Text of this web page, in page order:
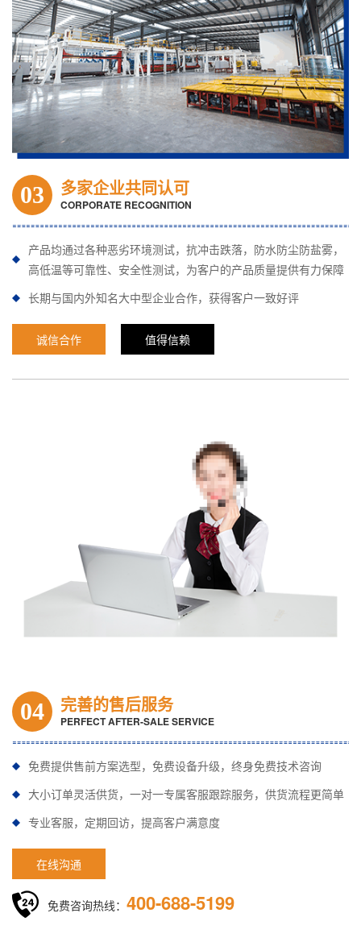
03 多家企业共同认可
CORPORATE RECOGNITION
产品均通过各种恶劣环境测试，抗冲击跌落，防水防尘防盐雾，
高低温等可靠性、安全性测试，为客户的产品质量提供有力保障
长期与国内外知名大中型企业合作，获得客户一致好评
诚信合作 值得信赖
04 完善的售后服务
PERFECT AFTER-SALE SERVICE
免费提供售前方案选型，免费设备升级，终身免费技术咨询
大小订单灵活供货，一对一专属客服跟踪服务，供货流程更简单
专业客服，定期回访，提高客户满意度
在线沟通
免费咨询热线： 400-688-5199